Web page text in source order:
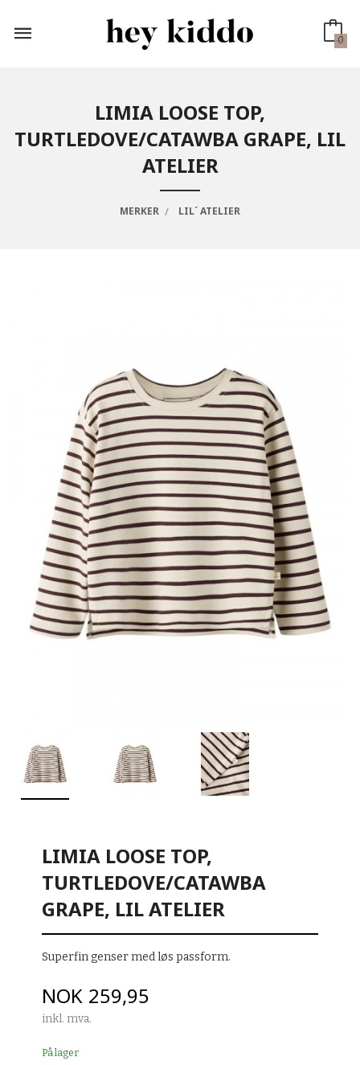
innholdet
0
LIMIA LOOSE TOP,
TURTLEDOVE/CATAWBA GRAPE, LIL
ATELIER
MERKER LIL´ ATELIER
LIMIA LOOSE TOP,
TURTLEDOVE/CATAWBA
GRAPE, LIL ATELIER
Superfin genser med løs passform.
Pris
NOK 259,95
inkl. mva.
På lager